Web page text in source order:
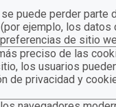
puede perder parte
ejemplo, los datos
de sitio
preciso de las
los usuarios
de privacidad y